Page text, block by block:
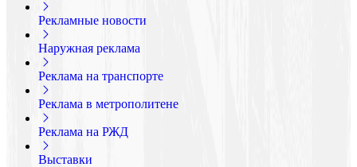
Рекламные новости
Наружная реклама
Реклама на транспорте
Реклама в метрополитене
Реклама на РЖД
Выставки